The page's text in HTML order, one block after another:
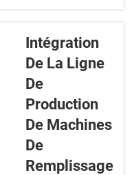
souhaitez produire
une grande quantité
de produits
rapidement. De
nombreuses
entreprises ont
aujourd'hui besoin de
machines capables
de remplir les
Intégration
De La Ligne
De
Production
De Machines
De
Remplissage